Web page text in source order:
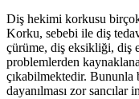
Diş hekimi korkusu
Korku, sebebi ile diş
çürüme, diş eksikliği, diş
problemlerden
çıkabilmektedir. Bununla
dayanılması zor sancılar